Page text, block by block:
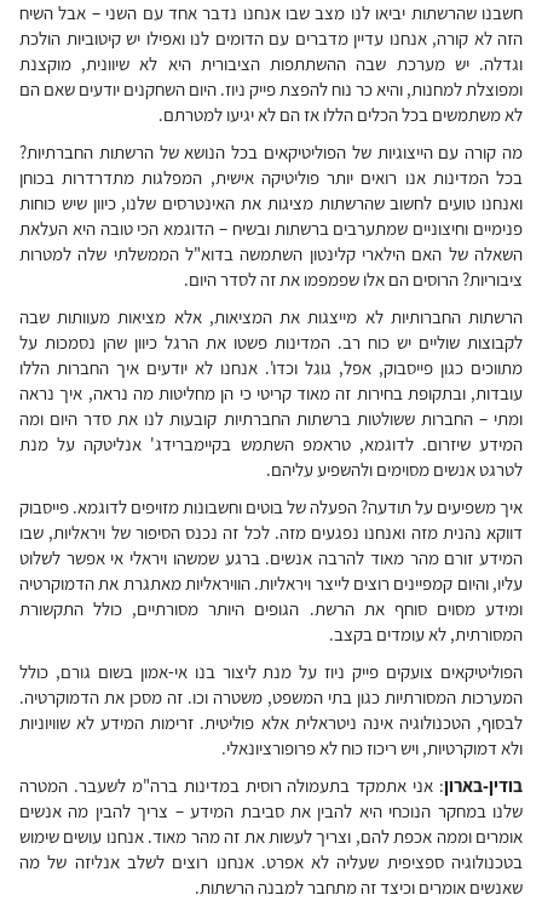
חשבנו שהרשתות יביאו לנו מצב שבו אנחנו נדבר אחד עם השני – אבל השיח
הזה לא קורה, אנחנו עדיין מדברים עם הדומים לנו ואפילו יש קיטוביות הולכת
וגדלה. יש מערכת שבה ההשתתפות הציבורית היא לא שיוונית, מוקצנת
ומפוצלת למחנות, והיא כר נוח להפצת פייק ניוז. היום השחקנים יודעים שאם הם
לא משתמשים בכל הכלים הללו אז הם לא יגיעו למטרתם.
מה קורה עם הייצוגיות של הפוליטיקאים בכל הנושא של הרשתות החברתיות?
בכל המדינות אנו רואים יותר פוליטיקה אישית, המפלגות מתדרדרות בכוחן
ואנחנו טועים לחשוב שהרשתות מציגות את האינטרסים שלנו, כיוון שיש כוחות
פנימיים וחיצוניים שמתערבים ברשתות ובשיח – הדוגמא הכי טובה היא העלאת
השאלה של האם הילארי קלינטון השתמשה בדוא"ל הממשלתי שלה למטרות
ציבוריות? הרוסים הם אלו שפמפמו את זה לסדר היום.
הרשתות החברותיות לא מייצגות את המציאות, אלא מציאות מעוותות שבה
לקבוצות שוליים יש כוח רב. המדינות פשטו את הרגל כיוון שהן נסמכות על
מתווכים כגון פייסבוק, אפל, גוגל וכדו'. אנחנו לא יודעים איך החברות הללו
עובדות, ובתקופת בחירות זה מאוד קריטי כי הן מחליטות מה נראה, איך נראה
ומתי – החברות ששולטות ברשתות החברתיות קובעות לנו את סדר היום ומה
המידע שיזרום. לדוגמא, טראמפ השתמש בקיימברידג' אנליטקה על מנת
לטרגט אנשים מסוימים ולהשפיע עליהם.
איך משפיעים על תודעה? הפעלה של בוטים וחשבונות מזויפים לדוגמא. פייסבוק
דווקא נהנית מזה ואנחנו נפגעים מזה. לכל זה נכנס הסיפור של ויראליות, שבו
המידע זורם מהר מאוד להרבה אנשים. ברגע שמשהו ויראלי אי אפשר לשלוט
עליו, והיום קמפיינים רוצים לייצר ויראליות. הוויראליות מאתגרת את הדמוקרטיה
ומידע מסוים סוחף את הרשת. הגופים היותר מסורתיים, כולל התקשורת
המסורתית, לא עומדים בקצב.
הפוליטיקאים צועקים פייק ניוז על מנת ליצור בנו אי-אמון בשום גורם, כולל
המערכות המסורתיות כגון בתי המשפט, משטרה וכו. זה מסכן את הדמוקרטיה.
לבסוף, הטכנולוגיה אינה ניטראלית אלא פוליטית. זרימות המידע לא שוויוניות
ולא דמוקרטיות, ויש ריכוז כוח לא פרופורציונאלי.
בודין-בארון: אני אתמקד בתעמולה רוסית במדינות ברה"מ לשעבר. המטרה
שלנו במחקר הנוכחי היא להבין את סביבת המידע – צריך להבין מה אנשים
אומרים וממה אכפת להם, וצריך לעשות את זה מהר מאוד. אנחנו עושים שימוש
בטכנולוגיה ספציפית שעליה לא אפרט. אנחנו רוצים לשלב אנליזה של מה
שאנשים אומרים וכיצד זה מתחבר למבנה הרשתות.